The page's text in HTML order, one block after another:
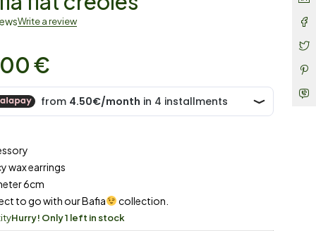
Write a review
€
wax earrings
6cm
to go with our Bafia
collection.
Hurry! Only 1 left in stock